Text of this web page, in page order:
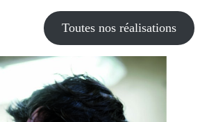
Toutes nos réalisations